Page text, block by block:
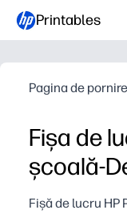
Printables
Pagina de pornire
Fișa de
școală-
Fișă de lucru HP